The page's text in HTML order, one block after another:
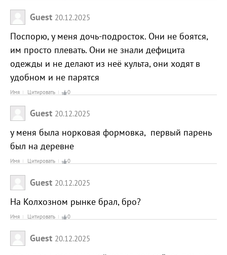
Guest 20.12.2025
Поспорю, у меня дочь-подросток. Они не боятся,
им просто плевать. Они не знали дефицита
одежды и не делают из неё культа, они ходят в
удобном и не парятся
Имя Цитировать 0
Guest 20.12.2025
у меня была норковая формовка, первый парень
был на деревне
Имя Цитировать 0
Guest 20.12.2025
На Колхозном рынке брал, бро?
Имя Цитировать 0
Guest 20.12.2025